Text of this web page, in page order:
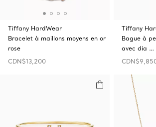
Tiffany HardWear
Bracelet à maillons moyens en or
rose
CDN$13,200
Tiffany
Bague à
avec dia …